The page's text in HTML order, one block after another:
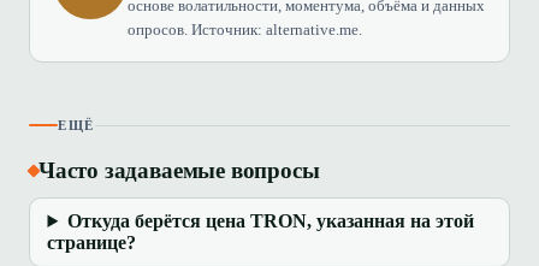
основе волатильности, моментума, объёма и данных
опросов. Источник: alternative.me.
ЕЩЁ
Часто задаваемые вопросы
Откуда берётся цена TRON, указанная на этой
странице?